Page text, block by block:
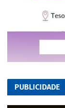
PUBLICIDADE